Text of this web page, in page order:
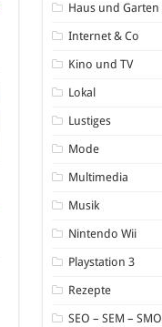
Haus und Garten
Internet & Co
Kino und TV
Lokal
Lustiges
Mode
Multimedia
Musik
Nintendo Wii
Playstation 3
Rezepte
SEO – SEM – SMO